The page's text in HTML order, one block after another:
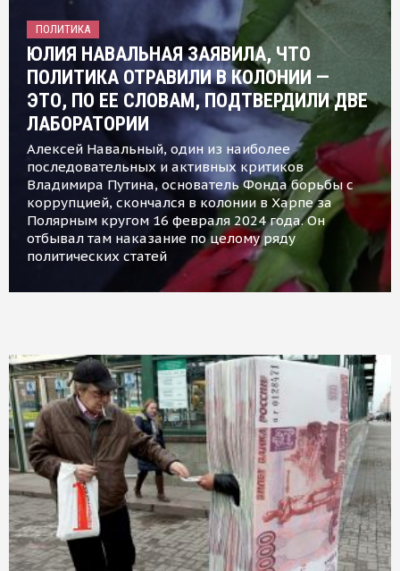
ПОЛИТИКА
ЮЛИЯ НАВАЛЬНАЯ ЗАЯВИЛА, ЧТО
ПОЛИТИКА ОТРАВИЛИ В КОЛОНИИ —
ЭТО, ПО ЕЕ СЛОВАМ, ПОДТВЕРДИЛИ ДВЕ
ЛАБОРАТОРИИ
Алексей Навальный, один из наиболее
последовательных и активных критиков
Владимира Путина, основатель Фонда борьбы с
коррупцией, скончался в колонии в Харпе за
Полярным кругом 16 февраля 2024 года. Он
отбывал там наказание по целому ряду
политических статей